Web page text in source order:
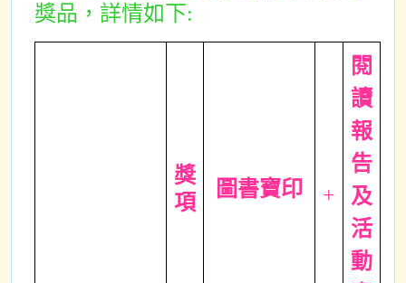
獎品，詳情如下:
獎
項
圖書寶印 +
閱
讀
報
告
及
活
動